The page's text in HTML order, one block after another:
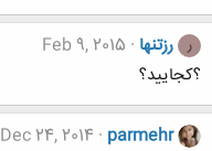
ر رزتنها Feb 9, 2015
؟کجایید؟
parmehr
Dec 24, 2014